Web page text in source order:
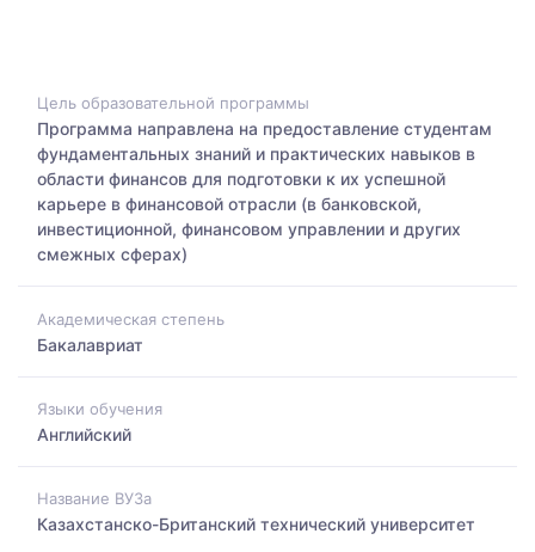
Цель образовательной программы
Программа направлена на предоставление студентам
фундаментальных знаний и практических навыков в
области финансов для подготовки к их успешной
карьере в финансовой отрасли (в банковской,
инвестиционной, финансовом управлении и других
смежных сферах)
Академическая степень
Бакалавриат
Языки обучения
Английский
Название ВУЗа
Казахстанско-Британский технический университет